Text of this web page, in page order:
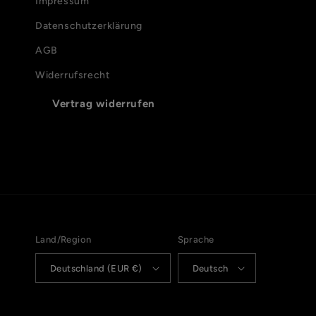
Datenschutzerklärung
AGB
Widerrufsrecht
Vertrag widerrufen
Land/Region
Deutschland (EUR €)
Sprache
Deutsch